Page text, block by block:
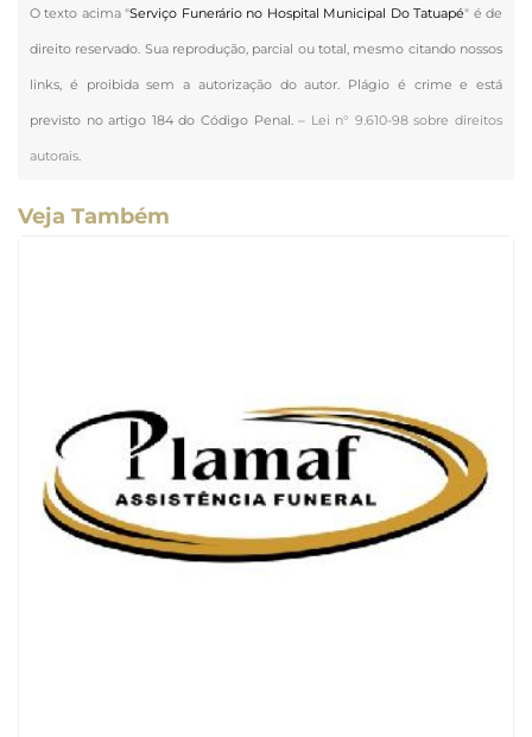
O texto acima "Serviço Funerário no Hospital Municipal Do Tatuapé" é de
direito reservado. Sua reprodução, parcial ou total, mesmo citando nossos
links, é proibida sem a autorização do autor. Plágio é crime e está
previsto no artigo 184 do Código Penal. – Lei n° 9.610-98 sobre direitos
autorais.
Veja Também